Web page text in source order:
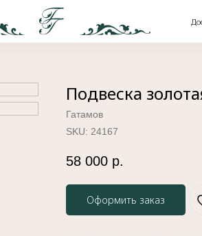
Подвеска
Гатамов
SKU: 24167
58 000 р.
Оформить заказ